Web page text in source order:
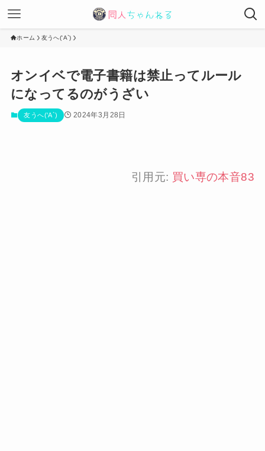
ホーム 友うへ('A`)
オンイベで電子書籍は禁止ってルール
になってるのがうざい
友うへ('A`) 2024年3月28日
引用元: 買い専の本音83